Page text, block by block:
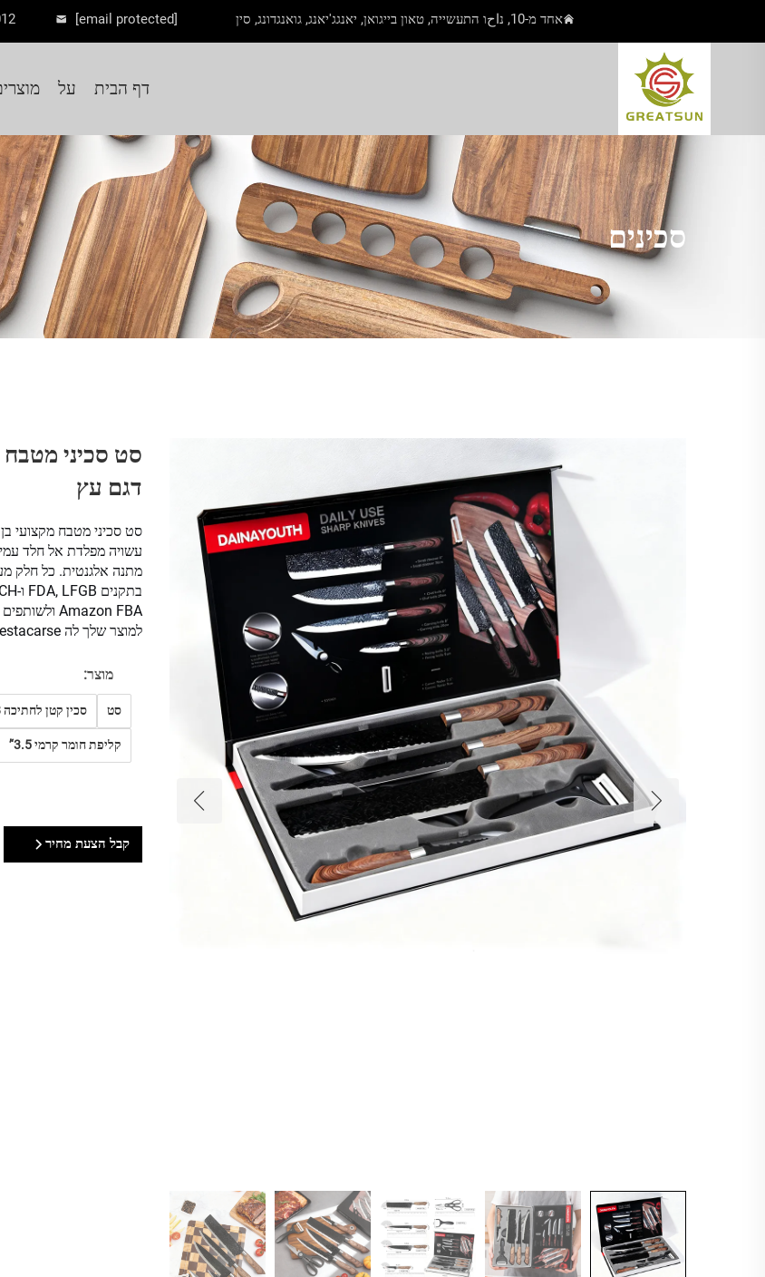
אחד מ-10, נاحו התעשייה, טאון בייגואן, יאנגג'יאנג, גואנגדונג, סין [email protected]
דף הבית על
סכינים
דגם עץ
מתנה אלגנטית. כל חלק
למוצר שלך לה destacarse.
מוצר:
סט סכין קטן לחתיכה 8‘’
קליפת חומר קרמי 3.5‘’
קבל הצעת מחיר